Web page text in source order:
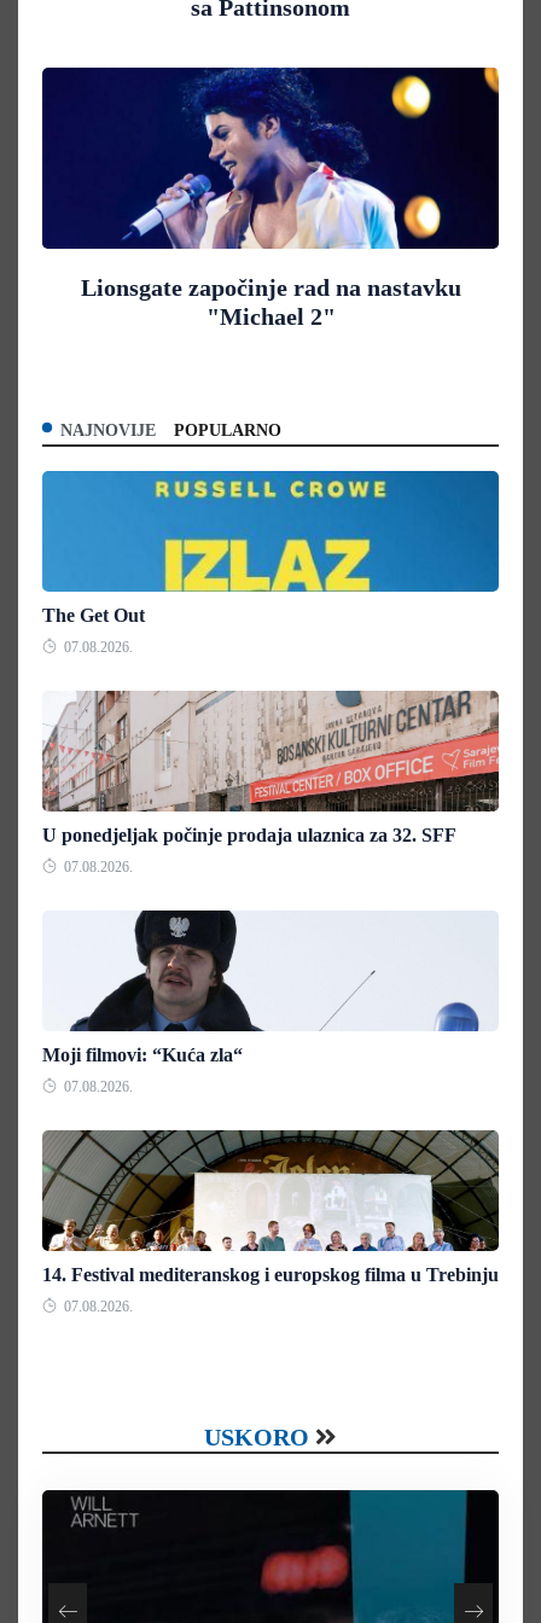
sa Pattinsonom
Lionsgate započinje rad na nastavku
"Michael 2"
NAJNOVIJE POPULARNO
The Get Out
07.08.2026.
U ponedjeljak počinje prodaja ulaznica za 32. SFF
07.08.2026.
Moji filmovi: “Kuća zla“
07.08.2026.
14. Festival mediteranskog i europskog filma u Trebinju
07.08.2026.
USKORO